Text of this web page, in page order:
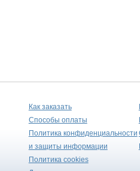
Как заказать
Способы оплаты
Политика конфиденциальности
и защиты информации
Политика cookies